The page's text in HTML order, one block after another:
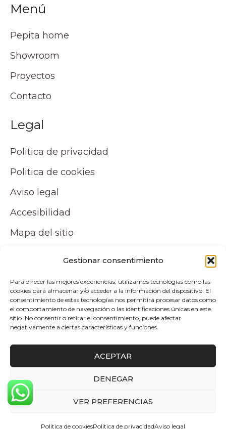
Gestionar consentimiento
Para ofrecer las mejores experiencias, utilizamos tecnologías como las
cookies para almacenar y/o acceder a la información del dispositivo. El
consentimiento de estas tecnologías nos permitirá procesar datos como
el comportamiento de navegación o las identificaciones únicas en este
sitio. No consentir o retirar el consentimiento, puede afectar
negativamente a ciertas características y funciones.
ACEPTAR
DENEGAR
VER PREFERENCIAS
Politica de cookiesPolitica de privacidadAviso legal
Menú
Pepita home
Showroom
Proyectos
Contacto
Legal
Politica de privacidad
Politica de cookies
Aviso legal
Accesibilidad
Mapa del sitio
Tu cuenta
Mi cuenta
Carrito
Politica de envio y devoluciones
Copyright © 2026 Atelier by Pepita Home |